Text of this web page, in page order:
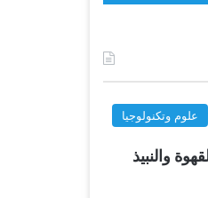
علوم وتكنولوجيا
والنبيذ